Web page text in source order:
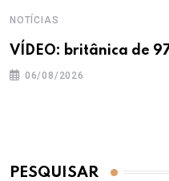
NOTÍCIAS
VÍDEO: britânica de
06/08/2026
PESQUISAR